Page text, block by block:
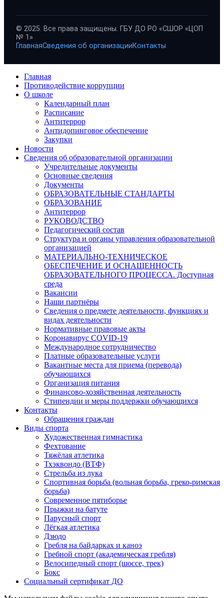
© 2025. Все права защищены. ГБУ ДО РО «СШОР «ЦОП
№ 1»
ГлавнаяСведения об организацииКонтакты
Главная
Противодействие коррупции
О школе
Календарный план
Расписание
Антитеррор
Антидопинговое обеспечение
Закупки
Новости
Сведения об образовательной организации
Учредительные документы
Основные сведения
Документы
ОБРАЗОВАТЕЛЬНЫЕ СТАНДАРТЫ
ОБРАЗОВАНИЕ
Антитеррор
РУКОВОДСТВО
Педагогический состав
Структура и органы управления образовательной
организацией
МАТЕРИАЛЬНО-ТЕХНИЧЕСКОЕ
ОБЕСПЕЧЕНИЕ И ОСНАЩЕННОСТЬ
ОБРАЗОВАТЕЛЬНОГО ПРОЦЕССА. Доступная
среда
Вакансии
Наши партнёры
Сведения о предмете деятельности, функциях и
видах деятельности
Нормативные правовые акты
Коронавирус COVID-19
Международное сотрудничество
Платные образовательные услуги
Вакантные места для приема (перевода)
обучающихся
Организация питания
Финансово-хозяйственная деятельность
Стипендии и меры поддержки обучающихся
Контакты
Обращения граждан
Виды спорта
Художественная гимнастика
Фехтование
Тяжёлая атлетика
Тхэквондо (ВТФ)
Стрельба из лука
Спортивная борьба (вольная борьба, греко-римская
борьба)
Современное пятиборье
Прыжки на батуте
Парусный спорт
Лёгкая атлетика
Дзюдо
Гребля на байдарках и каноэ
Гребной спорт (академическая гребля)
Велосипедный спорт (шоссе, трек)
Бокс
Социальный сертификат ДО